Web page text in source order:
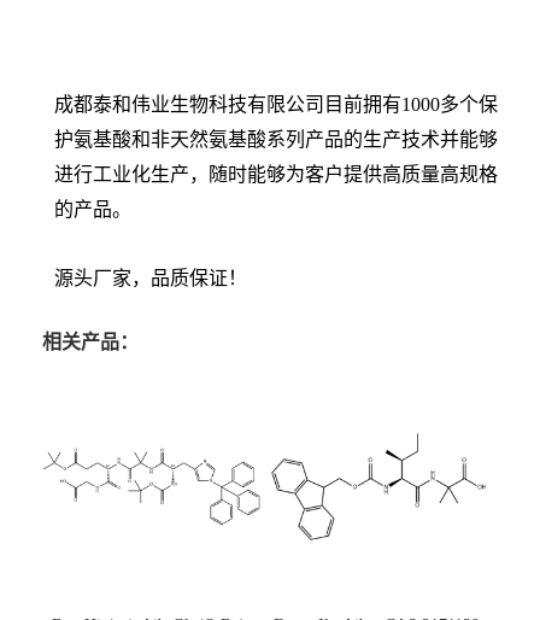
成都泰和伟业生物科技有限公司目前拥有1000多个保
护氨基酸和非天然氨基酸系列产品的生产技术并能够
进行工业化生产，随时能够为客户提供高质量高规格
的产品。
源头厂家，品质保证！
相关产品：